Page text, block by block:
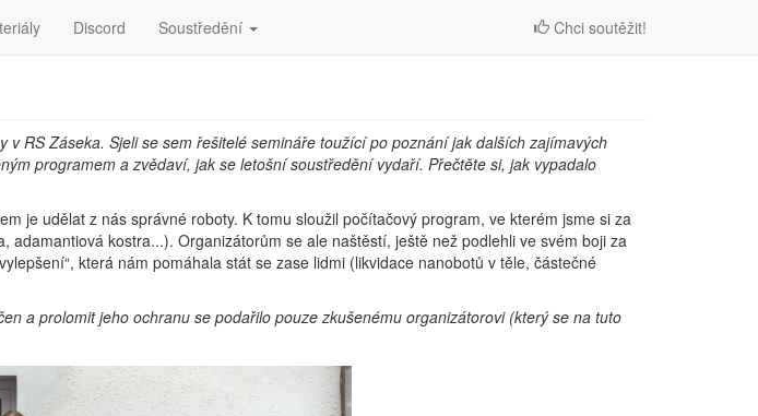
Discord Soustředění Chci soutěžit!
RS Záseka. Sjeli se sem řešitelé semináře toužící po poznání jak dalších zajímavých
programem a zvědaví, jak se letošní soustředění vydaří. Přečtěte si, jak vypadalo
je udělat z nás správné roboty. K tomu sloužil počítačový program, ve kterém jsme si za
kostra...). Organizátorům se ale naštěstí, ještě než podlehli ve svém boji za
která nám pomáhala stát se zase lidmi (likvidace nanobotů v těle, částečné
a prolomit jeho ochranu se podařilo pouze zkušenému organizátorovi (který se na tuto